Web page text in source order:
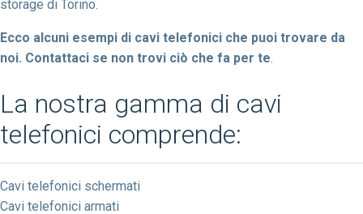
storage di Torino.
Ecco alcuni esempi di cavi telefonici che puoi trovare da
noi. Contattaci se non trovi ciò che fa per te.
La nostra gamma di cavi
telefonici comprende:
Cavi telefonici schermati
Cavi telefonici armati